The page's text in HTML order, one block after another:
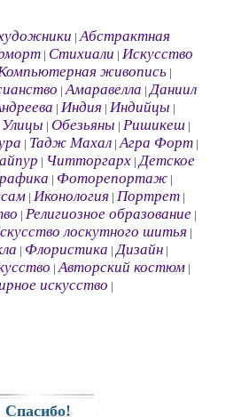
|Абстрактная
| Стихиали Искусство
живопись
|Амаравелла |Даниил
|Индия |Индийцы
Улицы |Обезьяны |Ришикеш
Тадж Махал|Агра Форт|
Читторгарх|Детское
Фоторепортаж|
| Иконология Портрет|
Религиозное образование|
лоскутного шитья
Флористика |Дизайн|
|Авторский костюм
искусство
Спасибо!